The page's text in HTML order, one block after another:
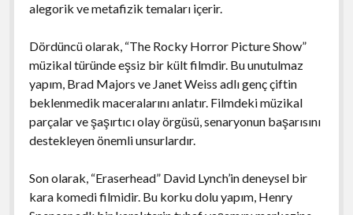
alegorik ve metafizik temaları içerir.
Dördüncü olarak, “The Rocky Horror Picture Show”
müzikal türünde eşsiz bir kült filmdir. Bu unutulmaz
yapım, Brad Majors ve Janet Weiss adlı genç çiftin
beklenmedik maceralarını anlatır. Filmdeki müzikal
parçalar ve şaşırtıcı olay örgüsü, senaryonun başarısını
destekleyen önemli unsurlardır.
Son olarak, “Eraserhead” David Lynch’in deneysel bir
kara komedi filmidir. Bu korku dolu yapım, Henry